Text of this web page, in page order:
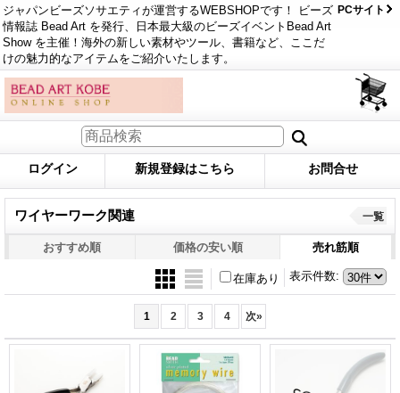
ジャパンビーズソサエティが運営するWEBSHOPです！ ビーズ
情報誌 Bead Art を発行、日本最大級のビーズイベントBead Art
Show を主催！海外の新しい素材やツール、書籍など、ここだ
けの魅力的なアイテムをご紹介いたします。
PCサイト
ログイン 新規登録はこちら お問合せ
ワイヤーワーク関連 一覧
おすすめ順 価格の安い順 売れ筋順
表示件数:
在庫あり
1 2 3 4 次»